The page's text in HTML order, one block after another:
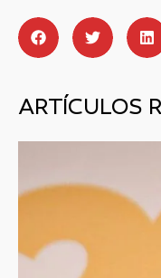
ARTÍCULOS